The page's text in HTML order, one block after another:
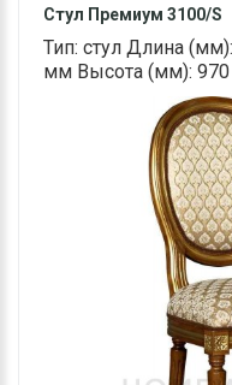
Стул Премиум 3100/S
Тип: стул Длина
мм Высота (мм):